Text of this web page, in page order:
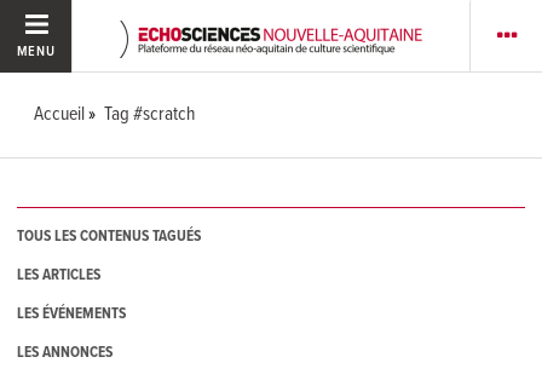
MENU
Accueil Tag #scratch
TOUS LES CONTENUS TAGUÉS
LES ARTICLES
LES ÉVÉNEMENTS
LES ANNONCES